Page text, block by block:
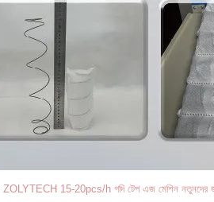
ZOLYTECH 15-20pcs/h গদি টেপ এজ মেশিন নতুনদের